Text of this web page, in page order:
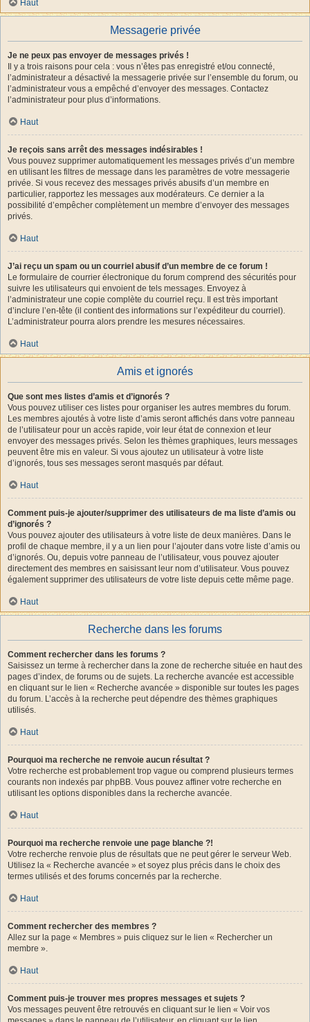
Haut
Messagerie privée
Je ne peux pas envoyer de messages privés !
Il y a trois raisons pour cela : vous n’êtes pas enregistré et/ou connecté,
l’administrateur a désactivé la messagerie privée sur l’ensemble du forum, ou
l’administrateur vous a empêché d’envoyer des messages. Contactez
l’administrateur pour plus d’informations.
Haut
Je reçois sans arrêt des messages indésirables !
Vous pouvez supprimer automatiquement les messages privés d’un membre
en utilisant les filtres de message dans les paramètres de votre messagerie
privée. Si vous recevez des messages privés abusifs d’un membre en
particulier, rapportez les messages aux modérateurs. Ce dernier a la
possibilité d’empêcher complètement un membre d’envoyer des messages
privés.
Haut
J’ai reçu un spam ou un courriel abusif d’un membre de ce forum !
Le formulaire de courrier électronique du forum comprend des sécurités pour
suivre les utilisateurs qui envoient de tels messages. Envoyez à
l’administrateur une copie complète du courriel reçu. Il est très important
d’inclure l’en-tête (il contient des informations sur l’expéditeur du courriel).
L’administrateur pourra alors prendre les mesures nécessaires.
Haut
Amis et ignorés
Que sont mes listes d’amis et d’ignorés ?
Vous pouvez utiliser ces listes pour organiser les autres membres du forum.
Les membres ajoutés à votre liste d’amis seront affichés dans votre panneau
de l’utilisateur pour un accès rapide, voir leur état de connexion et leur
envoyer des messages privés. Selon les thèmes graphiques, leurs messages
peuvent être mis en valeur. Si vous ajoutez un utilisateur à votre liste
d’ignorés, tous ses messages seront masqués par défaut.
Haut
Comment puis-je ajouter/supprimer des utilisateurs de ma liste d’amis ou
d’ignorés ?
Vous pouvez ajouter des utilisateurs à votre liste de deux manières. Dans le
profil de chaque membre, il y a un lien pour l’ajouter dans votre liste d’amis ou
d’ignorés. Ou, depuis votre panneau de l’utilisateur, vous pouvez ajouter
directement des membres en saisissant leur nom d’utilisateur. Vous pouvez
également supprimer des utilisateurs de votre liste depuis cette même page.
Haut
Recherche dans les forums
Comment rechercher dans les forums ?
Saisissez un terme à rechercher dans la zone de recherche située en haut des
pages d’index, de forums ou de sujets. La recherche avancée est accessible
en cliquant sur le lien « Recherche avancée » disponible sur toutes les pages
du forum. L’accès à la recherche peut dépendre des thèmes graphiques
utilisés.
Haut
Pourquoi ma recherche ne renvoie aucun résultat ?
Votre recherche est probablement trop vague ou comprend plusieurs termes
courants non indexés par phpBB. Vous pouvez affiner votre recherche en
utilisant les options disponibles dans la recherche avancée.
Haut
Pourquoi ma recherche renvoie une page blanche ?!
Votre recherche renvoie plus de résultats que ne peut gérer le serveur Web.
Utilisez la « Recherche avancée » et soyez plus précis dans le choix des
termes utilisés et des forums concernés par la recherche.
Haut
Comment rechercher des membres ?
Allez sur la page « Membres » puis cliquez sur le lien « Rechercher un
membre ».
Haut
Comment puis-je trouver mes propres messages et sujets ?
Vos messages peuvent être retrouvés en cliquant sur le lien « Voir vos